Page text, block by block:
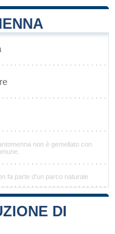
non è gemellato con
fa parte d'un parco naturale
DI